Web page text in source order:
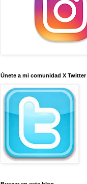
Únete a mi comunidad X Twitter